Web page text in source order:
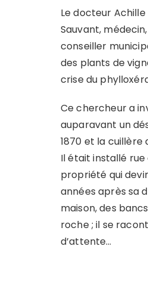
Le docteur
Sauvant,
conseiller
des plants de
crise du
Ce chercheur a
auparavant un
1870 et la cuillère
Il était installé rue
propriété qui
années après sa
maison, des
roche ; il se
d’attente…